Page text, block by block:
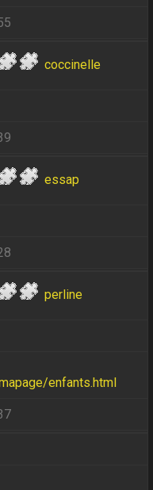
coccinelle
essap
perline
enfants.html